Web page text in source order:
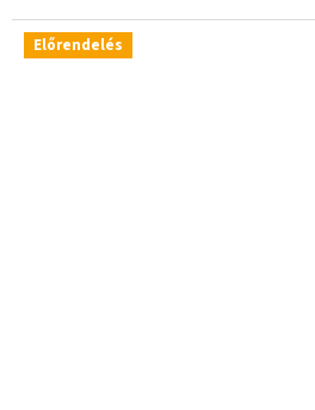
Előrendelés